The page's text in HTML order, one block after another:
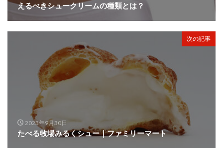
えるべきシュークリームの種類とは？
次の記事
2023年9月30日
たべる牧場みるくシュー｜ファミリーマート